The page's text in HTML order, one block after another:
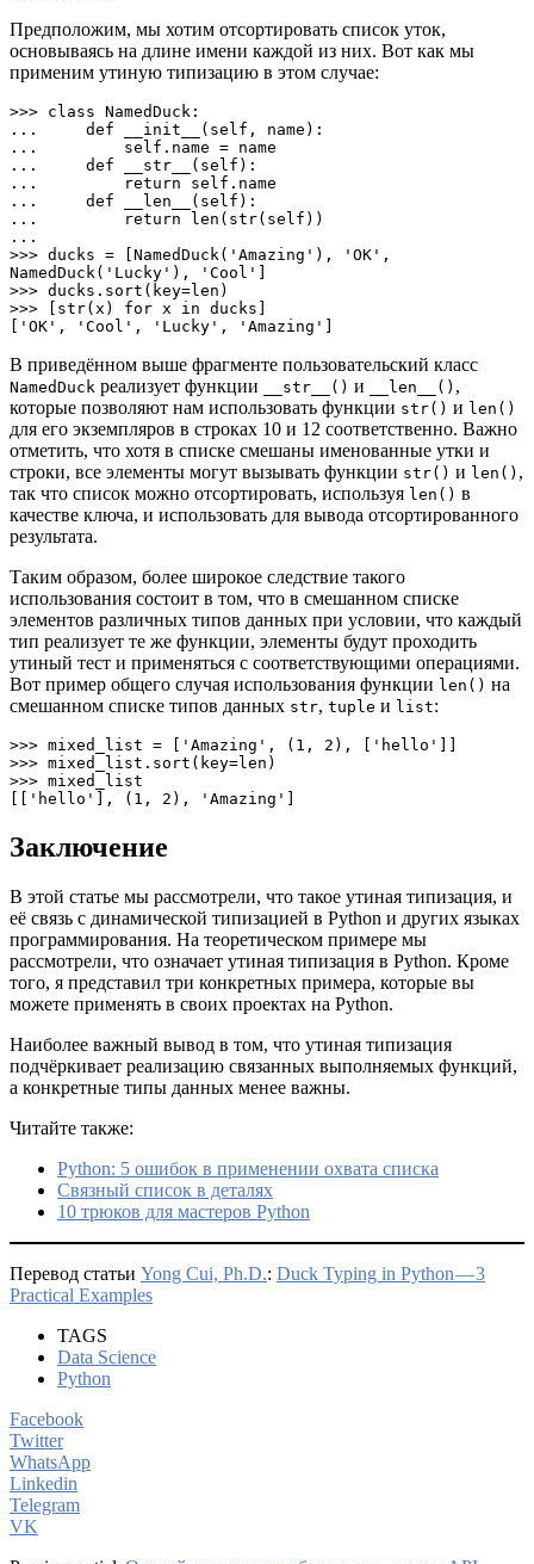
Предположим, мы хотим отсортировать список уток,
основываясь на длине имени каждой из них. Вот как мы
применим утиную типизацию в этом случае:
>>> class NamedDuck:
...     def __init__(self, name):
...         self.name = name
...     def __str__(self):
...         return self.name
...     def __len__(self):
...         return len(str(self))
...
>>> ducks = [NamedDuck('Amazing'), 'OK',
NamedDuck('Lucky'), 'Cool']
>>> ducks.sort(key=len)
>>> [str(x) for x in ducks]
['OK', 'Cool', 'Lucky', 'Amazing']
В приведённом выше фрагменте пользовательский класс
NamedDuck реализует функции __str__() и __len__() ,
которые позволяют нам использовать функции str() и len()
для его экземпляров в строках 10 и 12 соответственно. Важно
отметить, что хотя в списке смешаны именованные утки и
строки, все элементы могут вызывать функции str() и len() ,
так что список можно отсортировать, используя len() в
качестве ключа, и использовать для вывода отсортированного
результата.
Таким образом, более широкое следствие такого
использования состоит в том, что в смешанном списке
элементов различных типов данных при условии, что каждый
тип реализует те же функции, элементы будут проходить
утиный тест и применяться с соответствующими операциями.
Вот пример общего случая использования функции len() на
смешанном списке типов данных str, tuple и list:
>>> mixed_list = ['Amazing', (1, 2), ['hello']]
>>> mixed_list.sort(key=len)
>>> mixed_list
[['hello'], (1, 2), 'Amazing']
Заключение
В этой статье мы рассмотрели, что такое утиная типизация, и
её связь с динамической типизацией в Python и других языках
программирования. На теоретическом примере мы
рассмотрели, что означает утиная типизация в Python. Кроме
того, я представил три конкретных примера, которые вы
можете применять в своих проектах на Python.
Наиболее важный вывод в том, что утиная типизация
подчёркивает реализацию связанных выполняемых функций,
а конкретные типы данных менее важны.
Читайте также:
Python: 5 ошибок в применении охвата списка
Связный список в деталях
10 трюков для мастеров Python
Перевод статьи Yong Cui, Ph.D.: Duck Typing in Python — 3
Practical Examples
TAGS
Data Science
Python
Facebook
Twitter
WhatsApp
Linkedin
Telegram
VK